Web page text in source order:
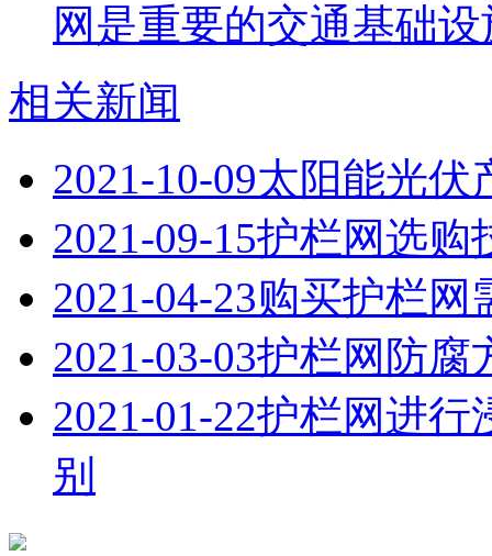
网是重要的交通基础设
相关新闻
2021-10-09太阳能光伏
2021-09-15护栏网选购
2021-04-23购买护栏网
2021-03-03护栏网防腐
2021-01-22护栏网进行
别